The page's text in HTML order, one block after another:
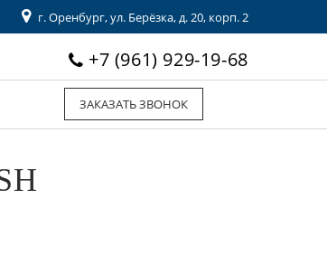
г. Оренбург, ул. Берёзка, д. 20, корп. 2
+7 (961) 929-19-68
ЗАКАЗАТЬ ЗВОНОК